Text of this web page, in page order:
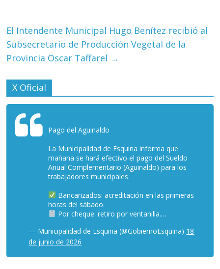
El Intendente Municipal Hugo Benítez recibió al
Subsecretario de Producción Vegetal de la
Provincia Oscar Taffarel →
X Oficial
Pago del Aguinaldo
La Municipalidad de Esquina informa que
mañana se hará efectivo el pago del Sueldo
Anual Complementario (Aguinaldo) para los
trabajadores municipales.
Bancarizados: acreditación en las primeras
horas del sábado.
Por cheque: retiro por ventanilla.…
— Municipalidad de Esquina (@GobiernoEsquina) 18
de junio de 2026